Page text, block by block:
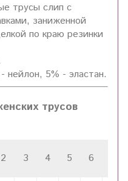
трусы слип с
заниженной
по краю резинки
нейлон, 5% - эластан.
трусов
2 3 4 5 6